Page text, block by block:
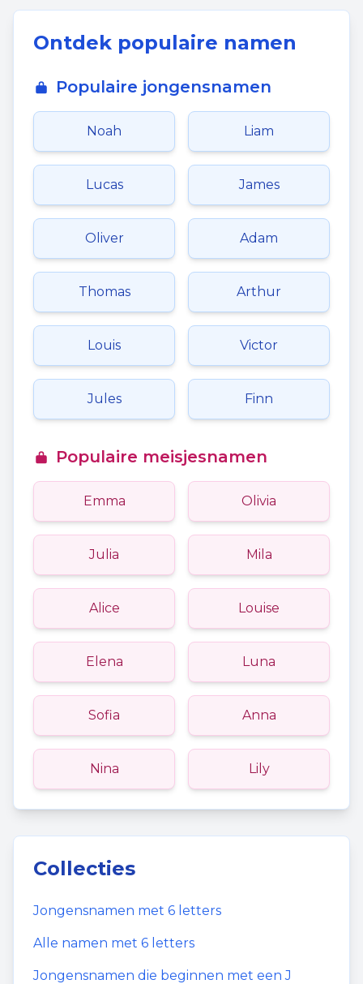
Ontdek populaire namen
Populaire jongensnamen
Noah Liam
Lucas James
Oliver Adam
Thomas Arthur
Louis Victor
Jules Finn
Populaire meisjesnamen
Emma Olivia
Julia Mila
Alice Louise
Elena Luna
Sofia Anna
Nina Lily
Collecties
Jongensnamen met 6 letters
Alle namen met 6 letters
Jongensnamen die beginnen met eenJ